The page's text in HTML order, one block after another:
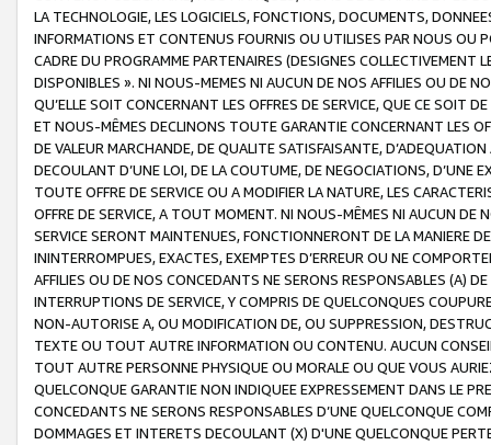
LA TECHNOLOGIE, LES LOGICIELS, FONCTIONS, DOCUMENTS,
INFORMATIONS ET CONTENUS FOURNIS OU UTILISES PAR NOUS OU
CADRE DU PROGRAMME PARTENAIRES (DESIGNES COLLECTIVEMENT
DISPONIBLES ». NI NOUS-MEMES NI AUCUN DE NOS AFFILIES OU DE
QU’ELLE SOIT CONCERNANT LES OFFRES DE SERVICE, QUE CE SOIT
ET NOUS-MÊMES DECLINONS TOUTE GARANTIE CONCERNANT LES
DE VALEUR MARCHANDE, DE QUALITE SATISFAISANTE,
DECOULANT D’UNE LOI, DE LA COUTUME, DE NEGOCIATIONS, D’UNE
TOUTE OFFRE DE SERVICE OU A MODIFIER LA NATURE, LES
OFFRE DE SERVICE, A TOUT MOMENT. NI NOUS-MÊMES NI AUCUN DE
SERVICE SERONT MAINTENUES, FONCTIONNERONT DE LA MANIERE
ININTERROMPUES, EXACTES, EXEMPTES D’ERREUR OU NE
AFFILIES OU DE NOS CONCEDANTS NE SERONS RESPONSABLES (A)
INTERRUPTIONS DE SERVICE, Y COMPRIS DE QUELCONQUES
NON-AUTORISE A, OU MODIFICATION DE, OU SUPPRESSION,
TEXTE OU TOUT AUTRE INFORMATION OU CONTENU. AUCUN
TOUT AUTRE PERSONNE PHYSIQUE OU MORALE OU QUE VOUS
QUELCONQUE GARANTIE NON INDIQUEE EXPRESSEMENT DANS LE
CONCEDANTS NE SERONS RESPONSABLES D’UNE QUELCONQUE
DOMMAGES ET INTERETS DECOULANT (X) D'UNE QUELCONQUE